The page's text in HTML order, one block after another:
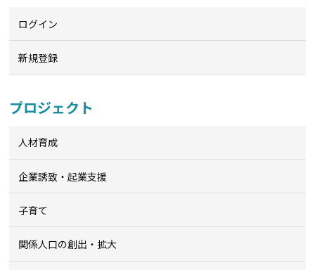
ログイン
新規登録
プロジェクト
人材育成
企業誘致・起業支援
子育て
関係人口の創出・拡大